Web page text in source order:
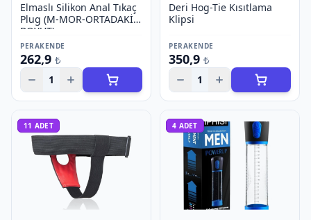
Elmaslı Silikon Anal Tıkaç
Plug (M-MOR-ORTADAKİ
BOYUT)
PERAKENDE
262,9 ₺
1
Deri Hog-Tie Kısıtlama
Klipsi
PERAKENDE
350,9 ₺
1
11 ADET 4 ADET